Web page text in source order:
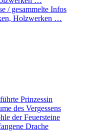
/ gesammelte Infos
Holzwerken …
Prinzessin
des Vergessens
der Feuersteine
Drache